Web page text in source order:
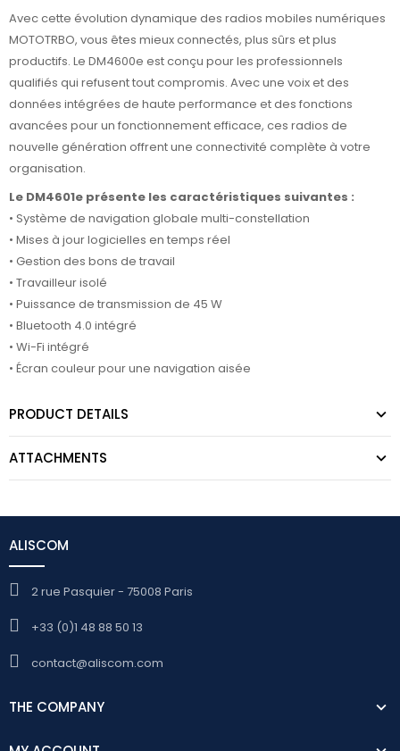
Avec cette évolution dynamique des radios mobiles numériques
MOTOTRBO, vous êtes mieux connectés, plus sûrs et plus
productifs. Le DM4600e est conçu pour les professionnels
qualifiés qui refusent tout compromis. Avec une voix et des
données intégrées de haute performance et des fonctions
avancées pour un fonctionnement efficace, ces radios de
nouvelle génération offrent une connectivité complète à votre
organisation.
Le DM4601e présente les caractéristiques suivantes :
• Système de navigation globale multi-constellation
• Mises à jour logicielles en temps réel
• Gestion des bons de travail
• Travailleur isolé
• Puissance de transmission de 45 W
• Bluetooth 4.0 intégré
• Wi-Fi intégré
• Écran couleur pour une navigation aisée
PRODUCT DETAILS
ATTACHMENTS
ALISCOM
2 rue Pasquier - 75008 Paris
+33 (0)1 48 88 50 13
contact@aliscom.com
THE COMPANY